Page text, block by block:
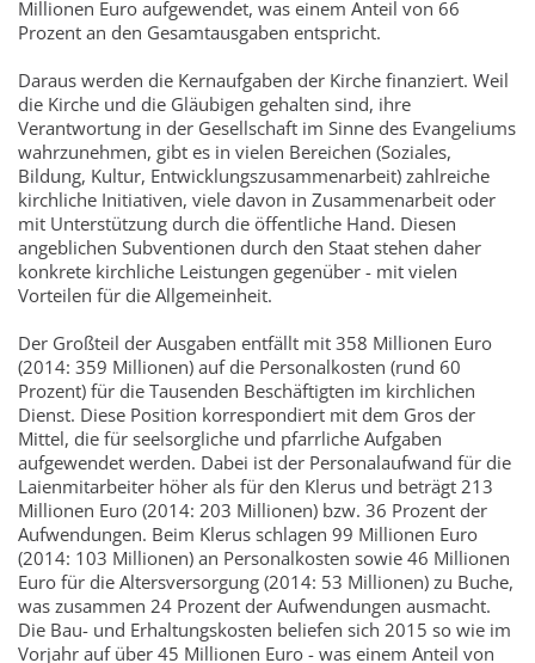
Millionen Euro aufgewendet, was einem Anteil von 66
Prozent an den Gesamtausgaben entspricht.
Daraus werden die Kernaufgaben der Kirche finanziert. Weil
die Kirche und die Gläubigen gehalten sind, ihre
Verantwortung in der Gesellschaft im Sinne des Evangeliums
wahrzunehmen, gibt es in vielen Bereichen (Soziales,
Bildung, Kultur, Entwicklungszusammenarbeit) zahlreiche
kirchliche Initiativen, viele davon in Zusammenarbeit oder
mit Unterstützung durch die öffentliche Hand. Diesen
angeblichen Subventionen durch den Staat stehen daher
konkrete kirchliche Leistungen gegenüber - mit vielen
Vorteilen für die Allgemeinheit.
Der Großteil der Ausgaben entfällt mit 358 Millionen Euro
(2014: 359 Millionen) auf die Personalkosten (rund 60
Prozent) für die Tausenden Beschäftigten im kirchlichen
Dienst. Diese Position korrespondiert mit dem Gros der
Mittel, die für seelsorgliche und pfarrliche Aufgaben
aufgewendet werden. Dabei ist der Personalaufwand für die
Laienmitarbeiter höher als für den Klerus und beträgt 213
Millionen Euro (2014: 203 Millionen) bzw. 36 Prozent der
Aufwendungen. Beim Klerus schlagen 99 Millionen Euro
(2014: 103 Millionen) an Personalkosten sowie 46 Millionen
Euro für die Altersversorgung (2014: 53 Millionen) zu Buche,
was zusammen 24 Prozent der Aufwendungen ausmacht.
Die Bau- und Erhaltungskosten beliefen sich 2015 so wie im
Vorjahr auf über 45 Millionen Euro - was einem Anteil von